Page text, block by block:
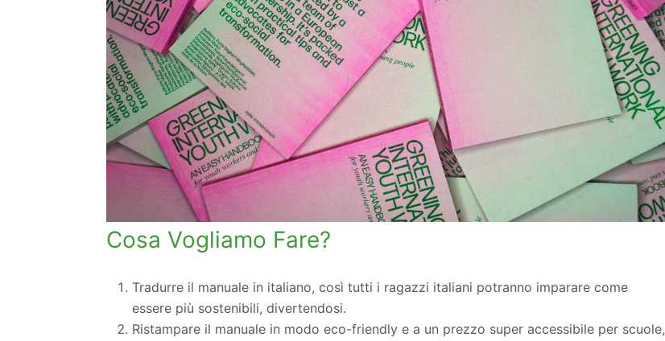
Cosa Vogliamo Fare?
Tradurre il manuale in italiano, così tutti i ragazzi italiani potranno imparare come
essere più sostenibili, divertendosi.
Ristampare il manuale in modo eco-friendly e a un prezzo super accessibile per scuole,